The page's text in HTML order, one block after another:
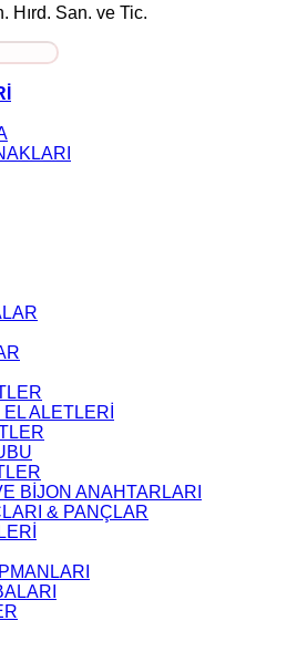
Hırd. San. ve Tic.
ALETLERİ
BİJON ANAHTARLARI
& PANÇLAR